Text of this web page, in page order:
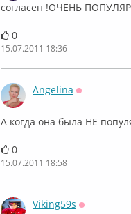
согласен !ОЧЕНЬ
0
15.07.2011 18:36
Angelina
А когда она была НЕ
0
15.07.2011 18:58
Viking59s